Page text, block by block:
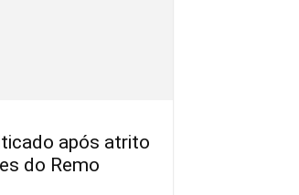
após atrito
do Remo